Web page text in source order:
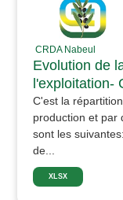
CRDA Nabeul
Evolution de
l'exploitation-
C'est la
production et par
sont les
de...
XLSX